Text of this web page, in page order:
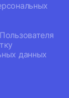
данных